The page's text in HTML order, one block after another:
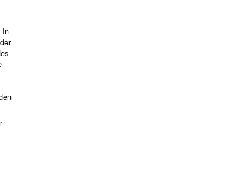
In